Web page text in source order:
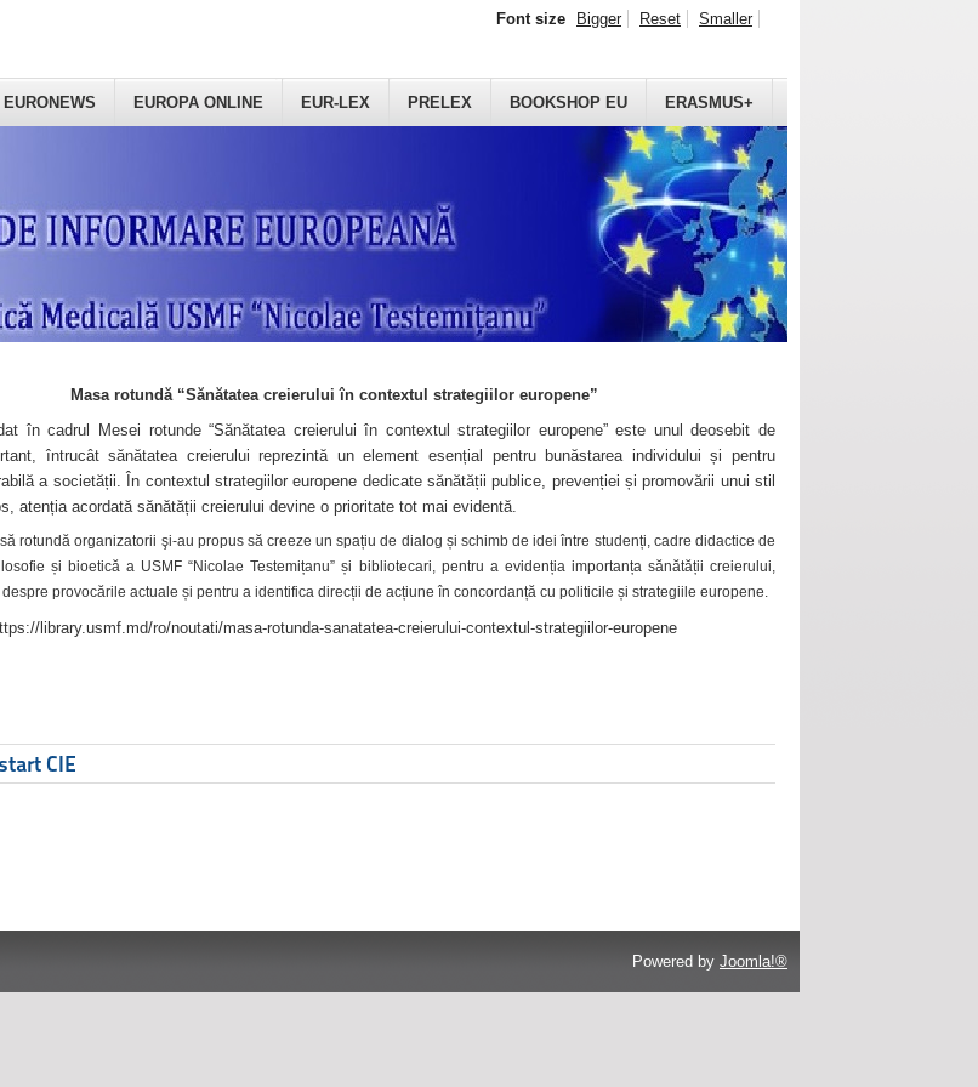
EURONEWS EUROPA ONLINE EUR-LEX PRELEX BOOKSHOP EU ERASMUS+
Font size Bigger Reset Smaller
Masa rotundă “Sănătatea creierului în contextul strategiilor europene”
în cadrul Mesei rotunde “Sănătatea creierului în contextul strategiilor europene” este unul deosebit de
întrucât sănătatea creierului reprezintă un element esențial pentru bunăstarea individului și pentru
a societății. În contextul strategiilor europene dedicate sănătății publice, prevenției și promovării unui stil
atenția acordată sănătății creierului devine o prioritate tot mai evidentă.
rotundă organizatorii şi-au propus să creeze un spațiu de dialog și schimb de idei între studenți, cadre didactice de
și bioetică a USMF “Nicolae Testemițanu” și bibliotecari, pentru a evidenția importanța sănătății creierului,
provocările actuale și pentru a identifica direcții de acțiune în concordanță cu politicile și strategiile europene.
library.usmf.md/ro/noutati/masa-rotunda-sanatatea-creierului-contextul-strategiilor-europene
CIE
Powered by Joomla!®